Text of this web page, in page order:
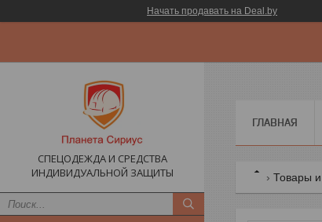
Начать продавать на Deal.by
СПЕЦОДЕЖДА И СРЕДСТВА
ИНДИВИДУАЛЬНОЙ ЗАЩИТЫ
ГЛАВНАЯ
Товары и